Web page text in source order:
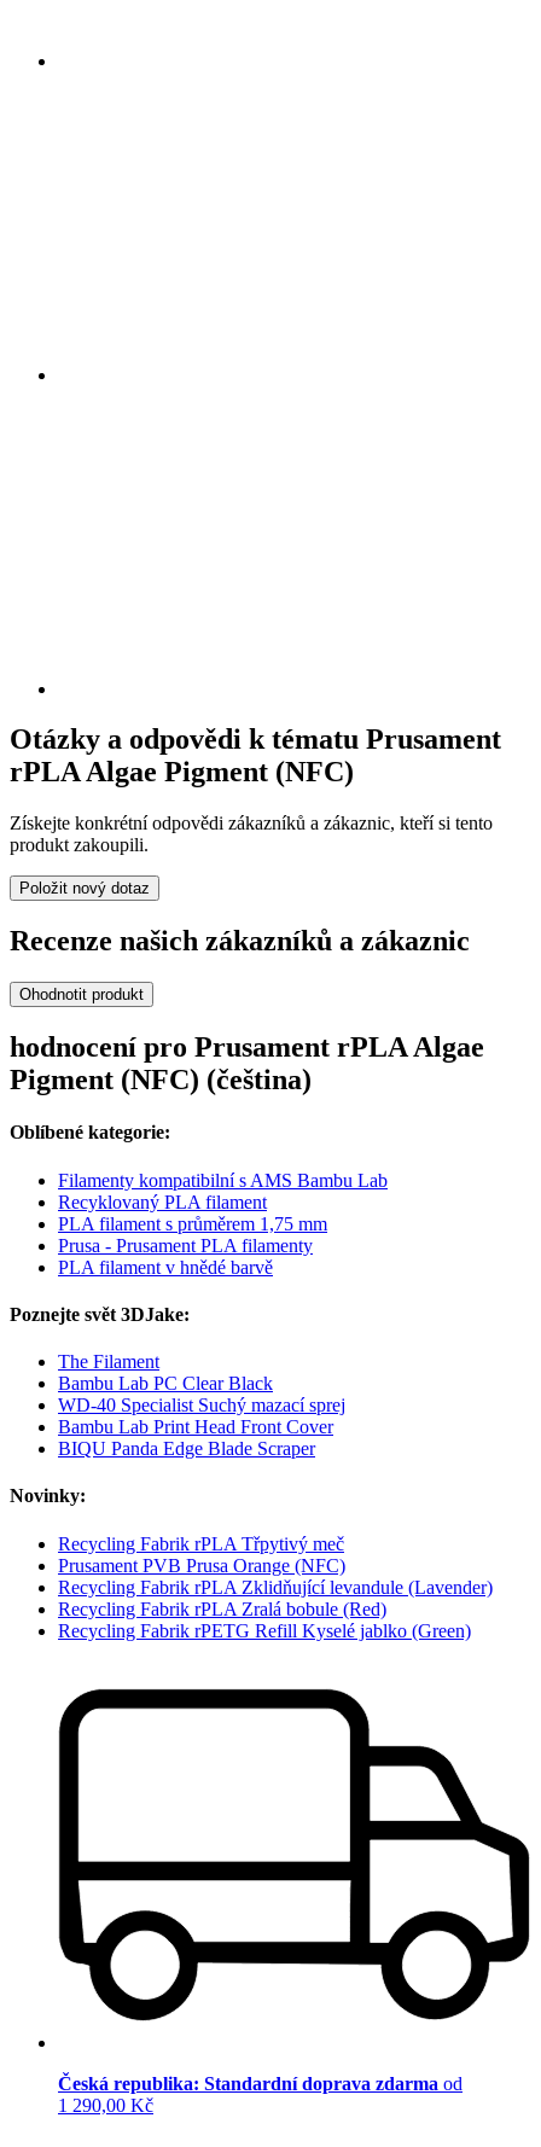
Otázky a odpovědi k tématu Prusament
rPLA Algae Pigment (NFC)
Získejte konkrétní odpovědi zákazníků a zákaznic, kteří si tento
produkt zakoupili.
Položit nový dotaz
Recenze našich zákazníků a zákaznic
Ohodnotit produkt
hodnocení pro Prusament rPLA Algae
Pigment (NFC) (čeština)
Oblíbené kategorie:
Filamenty kompatibilní s AMS Bambu Lab
Recyklovaný PLA filament
PLA filament s průměrem 1,75 mm
Prusa - Prusament PLA filamenty
PLA filament v hnědé barvě
Poznejte svět 3DJake:
The Filament
Bambu Lab PC Clear Black
WD-40 Specialist Suchý mazací sprej
Bambu Lab Print Head Front Cover
BIQU Panda Edge Blade Scraper
Novinky:
Recycling Fabrik rPLA Třpytivý meč
Prusament PVB Prusa Orange (NFC)
Recycling Fabrik rPLA Zklidňující levandule (Lavender)
Recycling Fabrik rPLA Zralá bobule (Red)
Recycling Fabrik rPETG Refill Kyselé jablko (Green)
Česká republika: Standardní doprava zdarma od
1 290,00 Kč